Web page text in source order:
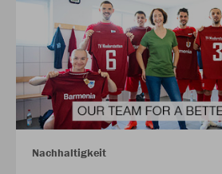
Nachhaltigkeit